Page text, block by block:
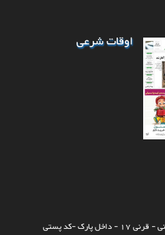
اوقات شرعی
چهارراه وليعصر - خيابان قرنی - قرنی 17 - داخل پارک -کد پستی